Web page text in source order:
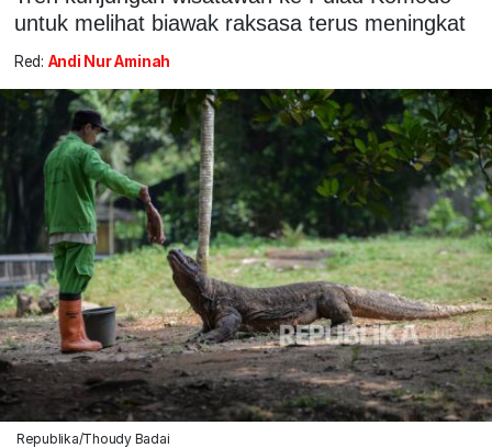
untuk melihat biawak raksasa terus meningkat
Red: Andi Nur Aminah
Republika/Thoudy Badai